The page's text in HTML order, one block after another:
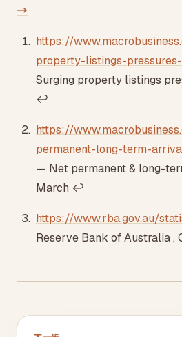
→
Footnotes
https://
property-listings-
Surging property listings
↩
https://
permanent-long-term-
— Net permanent & long-
March ↩
https://www.rba.gov.au/
Reserve Bank of Australia ,